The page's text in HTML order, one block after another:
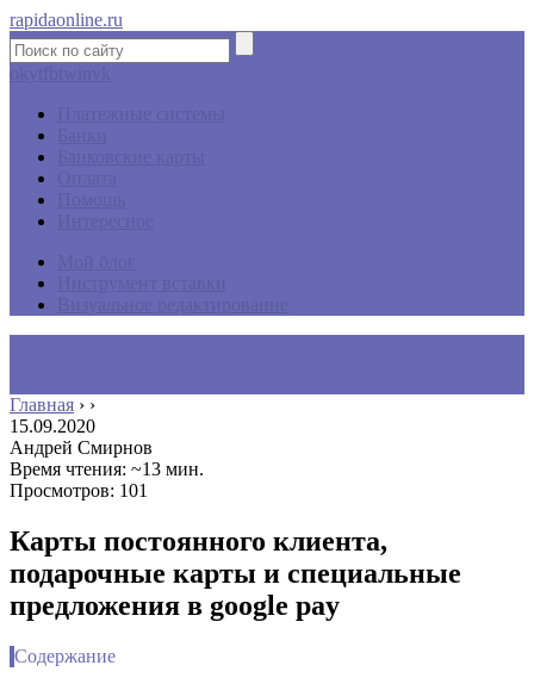
rapidaonline.ru
Главная › ›
15.09.2020
Андрей Смирнов
Время чтения: ~13 мин.
Просмотров: 101
Карты постоянного клиента,
подарочные карты и специальные
предложения в google pay
Содержание